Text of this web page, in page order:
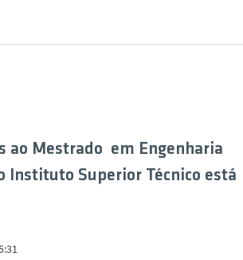
ao Mestrado em Engenharia
Instituto Superior Técnico está